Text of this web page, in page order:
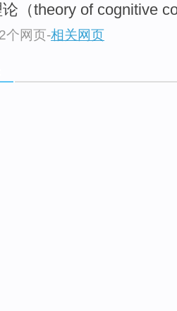
（theory of cognitive
个网页-相关网页